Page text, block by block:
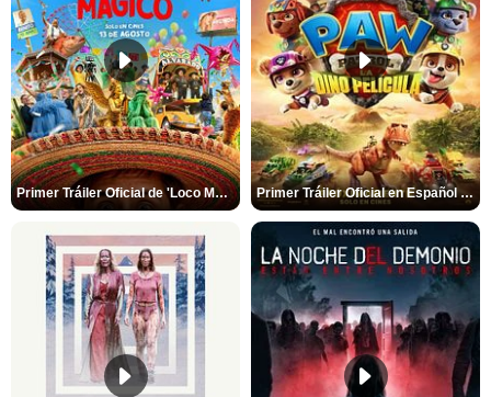
Primer Tráiler Oficial de 'Loco México Mágico' Primer Tráiler Oficial en Español de 'PAW Patrol La Dino Película'